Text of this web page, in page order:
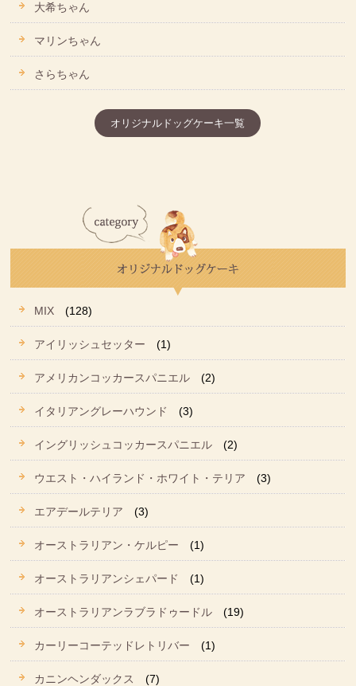
大希ちゃん
マリンちゃん
さらちゃん
オリジナルドッグケーキ一覧
MIX (128)
アイリッシュセッター (1)
アメリカンコッカースパニエル (2)
イタリアングレーハウンド (3)
イングリッシュコッカースパニエル (2)
ウエスト・ハイランド・ホワイト・テリア (3)
エアデールテリア (3)
オーストラリアン・ケルピー (1)
オーストラリアンシェパード (1)
オーストラリアンラブラドゥードル (19)
カーリーコーテッドレトリバー (1)
カニンヘンダックス (7)